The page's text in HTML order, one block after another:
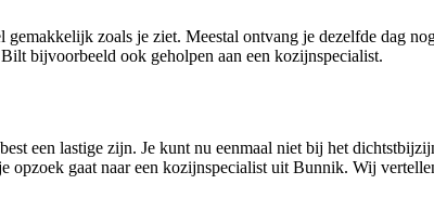
zoals je ziet. Meestal ontvang je dezelfde dag
bijvoorbeeld ook geholpen aan een kozijnspecialist.
een lastige zijn. Je kunt nu eenmaal niet bij het
opzoek gaat naar een kozijnspecialist uit Bunnik. Wij